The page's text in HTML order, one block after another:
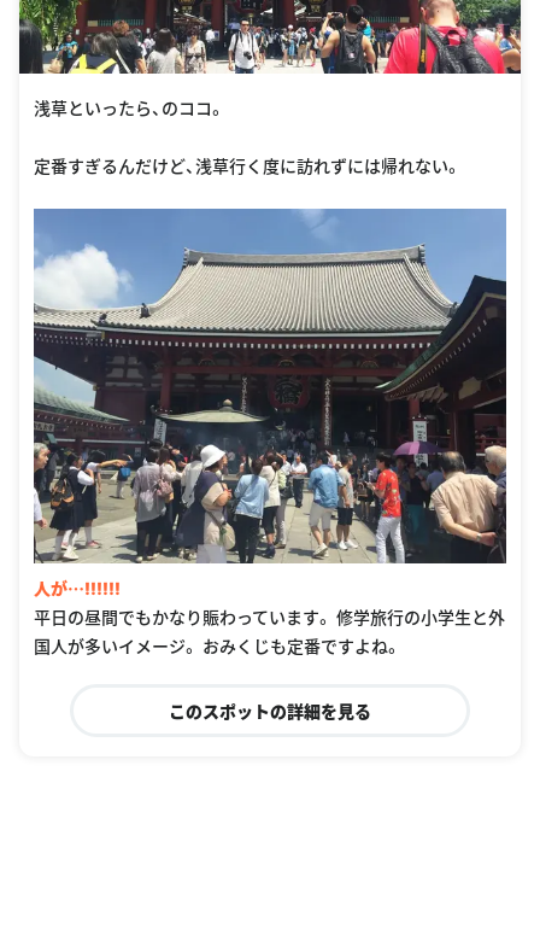
浅草といったら、のココ。
定番すぎるんだけど、浅草行く度に訪れずには帰れない。
人が…‼︎‼︎‼︎
平日の昼間でもかなり賑わっています。 修学旅行の小学生と外
国人が多いイメージ。 おみくじも定番ですよね。
このスポットの詳細を見る